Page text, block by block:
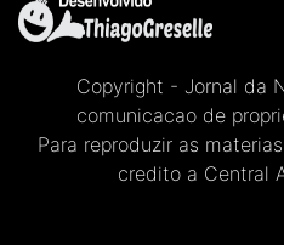
Copyright - Jornal da
comunicacao de
Para reproduzir as
credito a Central